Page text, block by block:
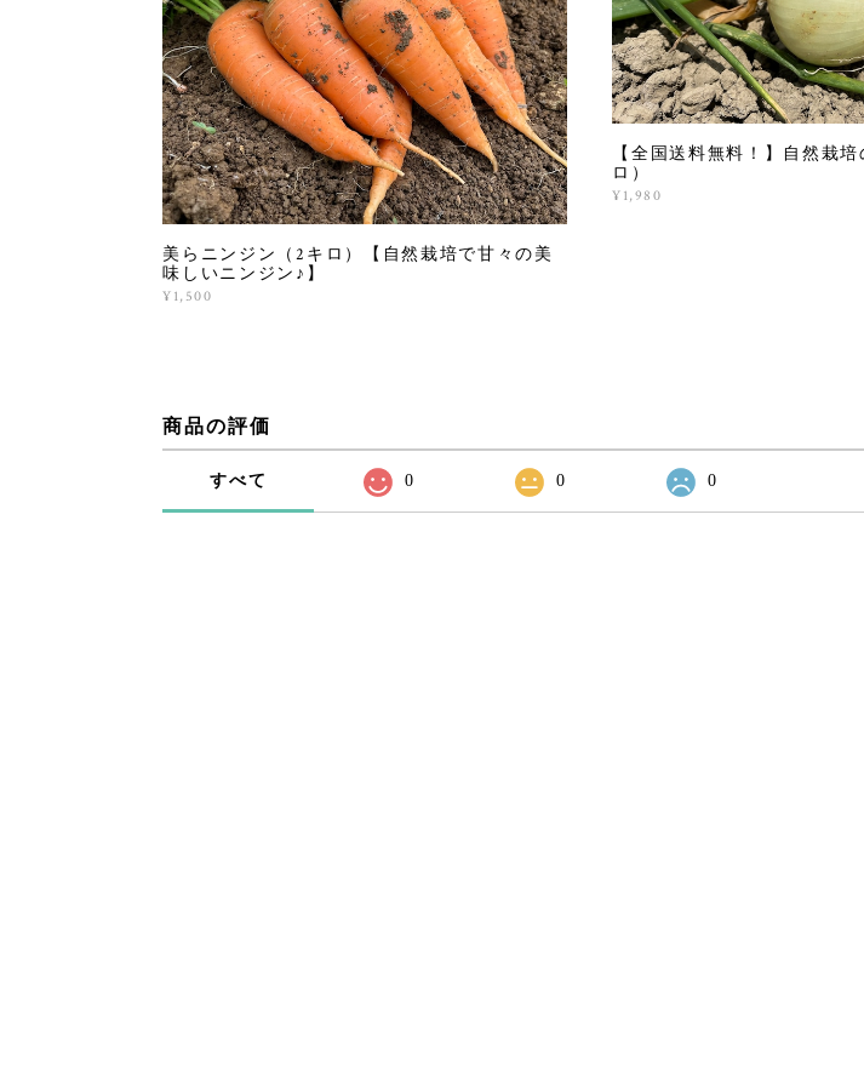
美らニンジン（2キロ）【自然栽培で甘々の美
味しいニンジン♪】
¥1,500
【全国送料無料！】自然栽
ロ）
¥1,980
商品の評価
すべて 0 0 0